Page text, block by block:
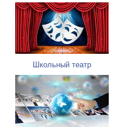
Школьный театр